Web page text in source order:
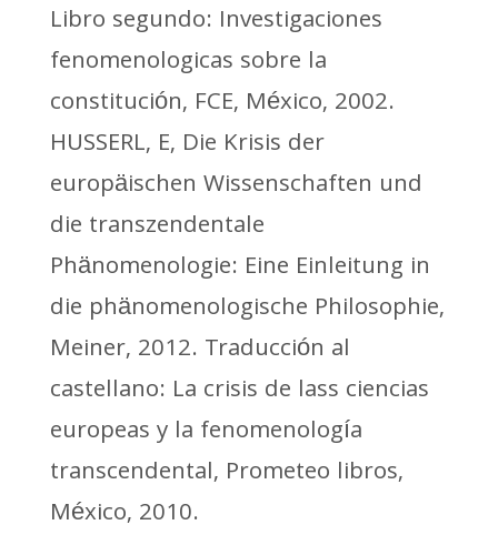
Libro segundo: Investigaciones
fenomenologicas sobre la
constitución, FCE, México, 2002.
HUSSERL, E, Die Krisis der
europäischen Wissenschaften und
die transzendentale
Phänomenologie: Eine Einleitung in
die phänomenologische Philosophie,
Meiner, 2012. Traducción al
castellano: La crisis de lass ciencias
europeas y la fenomenología
transcendental, Prometeo libros,
México, 2010.